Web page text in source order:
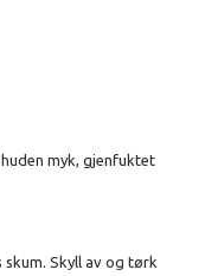
myk, gjenfuktet
Skyll av og tørk